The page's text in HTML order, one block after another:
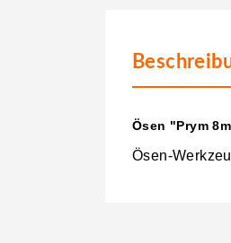
Ösen "Prym
Ösen-